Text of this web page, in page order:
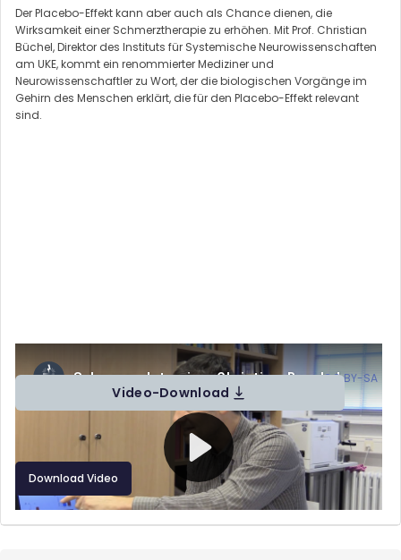
Der Placebo-Effekt kann aber auch als Chance dienen, die
Wirksamkeit einer Schmerztherapie zu erhöhen. Mit Prof. Christian
Büchel, Direktor des Instituts für Systemische Neurowissenschaften
am UKE, kommt ein renommierter Mediziner und
Neurowissenschaftler zu Wort, der die biologischen Vorgänge im
Gehirn des Menschen erklärt, die für den Placebo-Effekt relevant
sind.
Schmerz__Interview_Christian_Buechel von Prof. Dr. Jürgen Lorenz,
Hannah Ramic, Jakob Kopczynski (CC BY-SA)
Video-Download
Download Video